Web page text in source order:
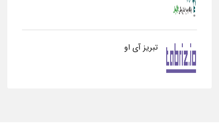
تبریز آی او